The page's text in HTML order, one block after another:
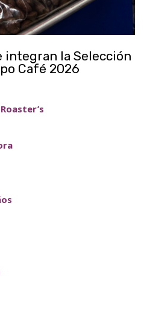
integran la Selección
Café 2026